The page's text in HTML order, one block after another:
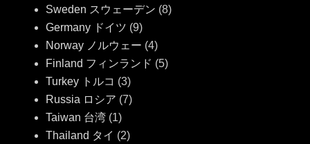
Sweden スウェーデン (8)
Germany ドイツ (9)
Norway ノルウェー (4)
Finland フィンランド (5)
Turkey トルコ (3)
Russia ロシア (7)
Taiwan 台湾(1)
Thailand タイ (2)